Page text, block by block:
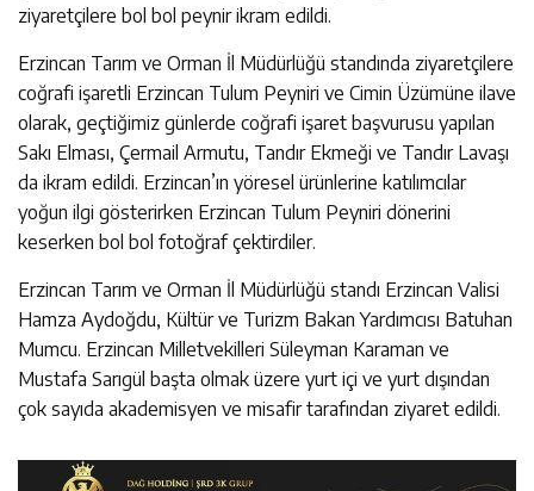
ziyaretçilere bol bol peynir ikram edildi.
Erzincan Tarım ve Orman İl Müdürlüğü standında ziyaretçilere
coğrafi işaretli Erzincan Tulum Peyniri ve Cimin Üzümüne ilave
olarak, geçtiğimiz günlerde coğrafi işaret başvurusu yapılan
Sakı Elması, Çermail Armutu, Tandır Ekmeği ve Tandır Lavaşı
da ikram edildi. Erzincan’ın yöresel ürünlerine katılımcılar
yoğun ilgi gösterirken Erzincan Tulum Peyniri dönerini
keserken bol bol fotoğraf çektirdiler.
Erzincan Tarım ve Orman İl Müdürlüğü standı Erzincan Valisi
Hamza Aydoğdu, Kültür ve Turizm Bakan Yardımcısı Batuhan
Mumcu. Erzincan Milletvekilleri Süleyman Karaman ve
Mustafa Sarıgül başta olmak üzere yurt içi ve yurt dışından
çok sayıda akademisyen ve misafir tarafından ziyaret edildi.